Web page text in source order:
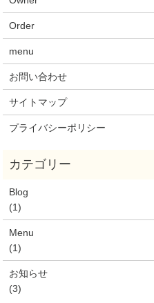
Order
menu
お問い合わせ
サイトマップ
プライバシーポリシー
Blog
(1)
Menu
(1)
お知らせ
(3)